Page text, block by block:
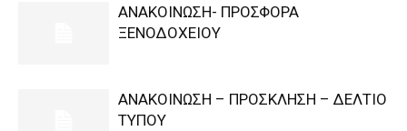
ΑΝΑΚΟΙΝΩΣΗ- ΠΡΟΣΦΟΡΑ
ΞΕΝΟΔΟΧΕΙΟΥ
ΑΝΑΚΟΙΝΩΣΗ – ΠΡΟΣΚΛΗΣΗ – ΔΕΛΤΙΟ
ΤΥΠΟΥ